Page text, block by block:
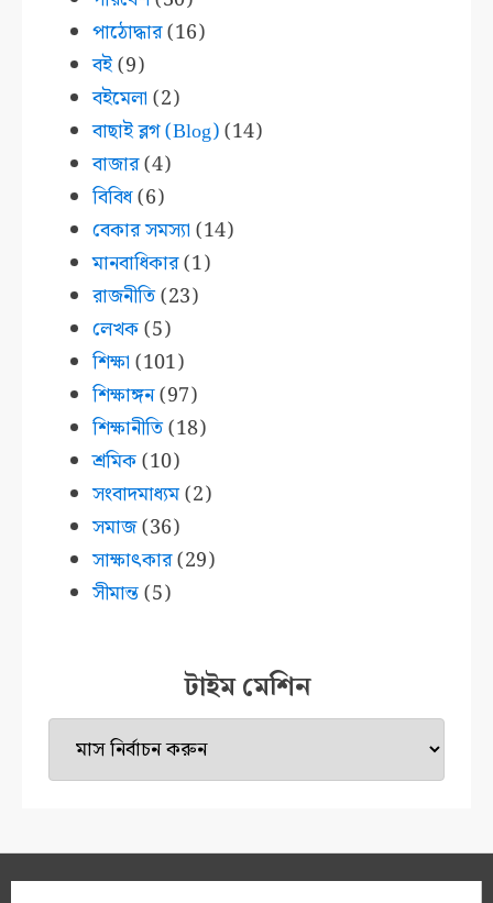
পাঠোদ্ধার(16)
বই(9)
বইমেলা (2)
বাছাই ব্লগ (Blog)(14)
বাজার(4)
বিবিধ(6)
বেকার সমস্যা (14)
মানবাধিকার(1)
রাজনীতি(23)
লেখক(5)
শিক্ষা (101)
শিক্ষাঙ্গন(97)
শিক্ষানীতি(18)
শ্রমিক(10)
সংবাদমাধ্যম(2)
সমাজ(36)
সাক্ষাৎকার(29)
সীমান্ত(5)
টাইম মেশিন
টাইম
মেশিন